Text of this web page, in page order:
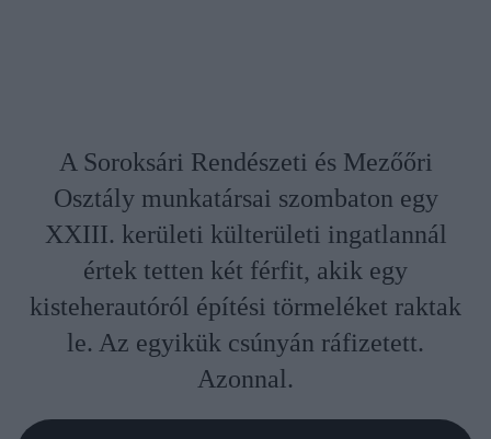
A Soroksári Rendészeti és Mezőőri
Osztály munkatársai szombaton egy
XXIII. kerületi külterületi ingatlannál
értek tetten két férfit, akik egy
kisteherautóról építési törmeléket raktak
le. Az egyikük csúnyán ráfizetett.
Azonnal.